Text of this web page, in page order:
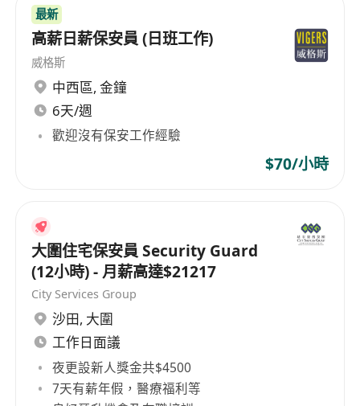
最新
高薪日薪保安員 (日班工作)
威格斯
中西區, 金鐘
6天/週
歡迎沒有保安工作經驗
$70/小時
大圍住宅保安員 Security Guard
(12小時) - 月薪高達$21217
City Services Group
沙田, 大圍
工作日面議
夜更設新人獎金共$4500
7天有薪年假，醫療福利等